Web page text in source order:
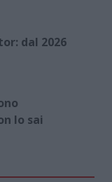
dal 2026
lo sai